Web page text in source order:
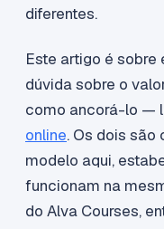
diferentes.
Este artigo é sobre
dúvida sobre o
como ancorá-lo —
online. Os dois são
modelo aqui,
funcionam na
do Alva Courses,